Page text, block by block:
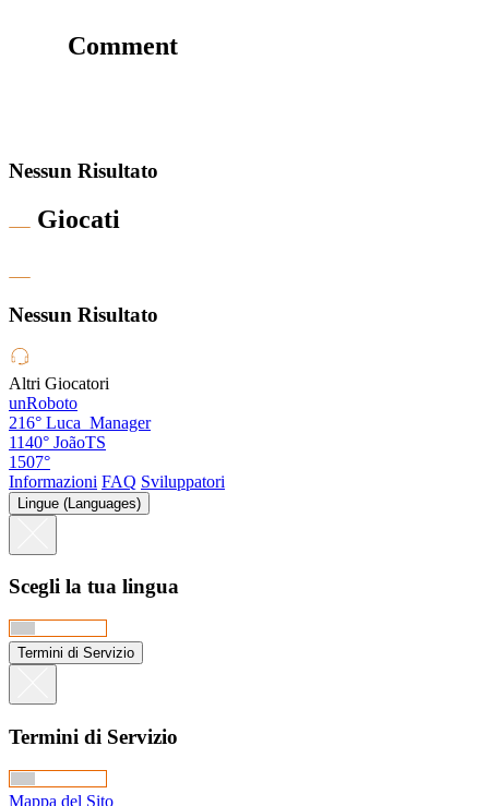
Comment
Nessun Risultato
Giocati
Nessun Risultato
Altri Giocatori
unRoboto
216° Luca_Manager
1140° JoãoTS
1507°
Informazioni FAQ Sviluppatori
Lingue (Languages)
Scegli la tua lingua
Termini di Servizio
Termini di Servizio
Mappa del Sito